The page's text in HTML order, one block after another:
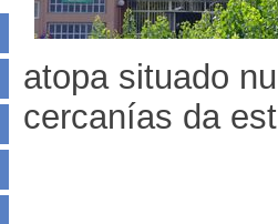
atopa situado
cercanías da